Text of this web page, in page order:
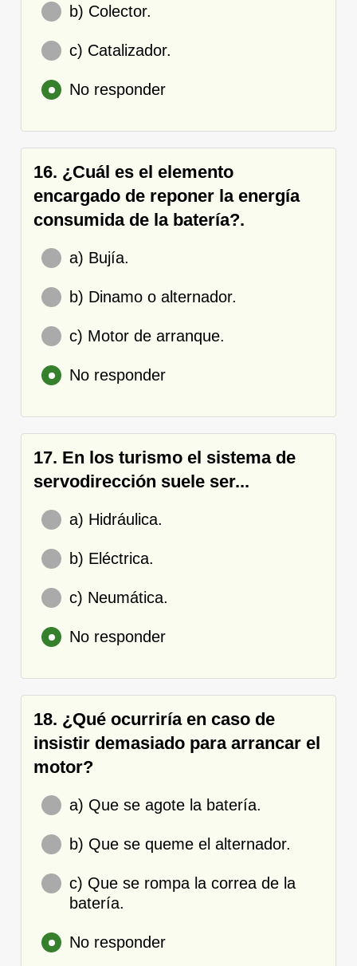
b) Colector.
c) Catalizador.
No responder
16. ¿Cuál es el elemento
encargado de reponer la energía
consumida de la batería?.
a) Bujía.
b) Dinamo o alternador.
c) Motor de arranque.
No responder
17. En los turismo el sistema de
servodirección suele ser...
a) Hidráulica.
b) Eléctrica.
c) Neumática.
No responder
18. ¿Qué ocurriría en caso de
insistir demasiado para arrancar el
motor?
a) Que se agote la batería.
b) Que se queme el alternador.
c) Que se rompa la correa de la
batería.
No responder